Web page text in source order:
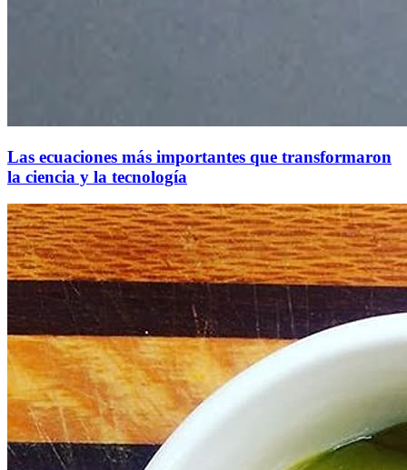
Las ecuaciones más importantes que transformaron
la ciencia y la tecnología